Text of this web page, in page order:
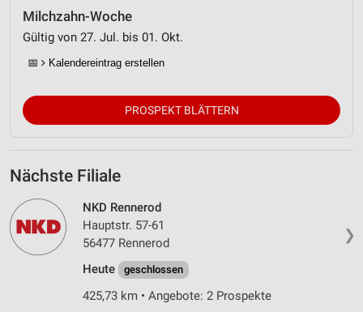
Milchzahn-Woche
Gültig von 27. Jul. bis 01. Okt.
📅 Kalendereintrag erstellen
PROSPEKT BLÄTTERN
Nächste Filiale
❯
NKD Rennerod
Hauptstr. 57-61
56477 Rennerod
Heute
geschlossen
425,73 km • Angebote: 2 Prospekte